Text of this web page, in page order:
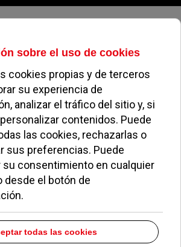
06 de agosto de 2026
las Huertas vuelve a
DE POZUELO 21 SEPTIEMBRE 2004